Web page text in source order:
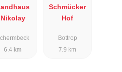
Nikolay
6.4 km
Schmücker
Hof
Bottrop
7.9 km